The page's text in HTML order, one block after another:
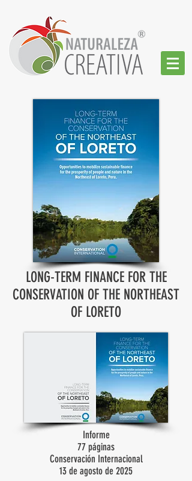
LONG-TERM FINANCE FOR THE
CONSERVATION OF THE NORTHEAST
OF LORETO
Informe
77 páginas
Conservación Internacional
13 de agosto de 2025